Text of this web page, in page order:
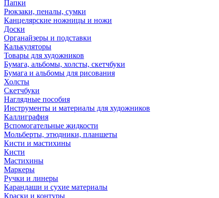
Папки
Рюкзаки, пеналы, сумки
Канцелярские ножницы и ножи
Доски
Органайзеры и подставки
Калькуляторы
Товары для художников
Бумага, альбомы, холсты, скетчбуки
Бумага и альбомы для рисования
Холсты
Скетчбуки
Наглядные пособия
Инструменты и материалы для художников
Каллиграфия
Вспомогательные жидкости
Мольберты, этюдники, планшеты
Кисти и мастихины
Кисти
Мастихины
Маркеры
Ручки и линеры
Карандаши и сухие материалы
Краски и контуры